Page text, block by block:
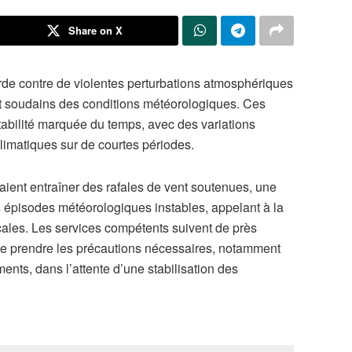
Share on X
contre de violentes perturbations atmosphériques
des conditions météorologiques. Ces
marquée du temps, avec des variations
sur de courtes périodes.
entraîner des rafales de vent soutenues, une
météorologiques instables, appelant à la
Les services compétents suivent de près
prendre les précautions nécessaires, notamment
dans l’attente d’une stabilisation des